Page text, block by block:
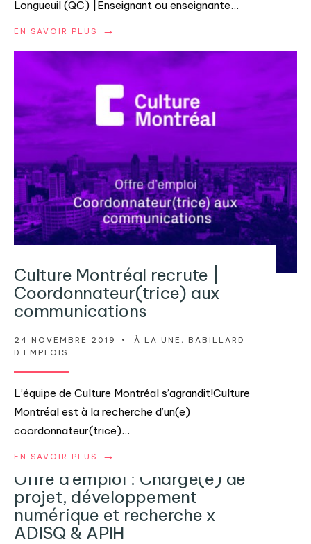
Longueuil (QC) |Enseignant ou enseignante...
EN SAVOIR PLUS →
Culture Montréal recrute |
Coordonnateur(trice) aux
communications
24 NOVEMBRE 2019 • À LA UNE , BABILLARD
D'EMPLOIS
L’équipe de Culture Montréal s’agrandit!Culture
Montréal est à la recherche d’un(e)
coordonnateur(trice)...
EN SAVOIR PLUS →
Offre d’emploi : Chargé(e) de
projet, développement
numérique et recherche x
ADISQ & APIH